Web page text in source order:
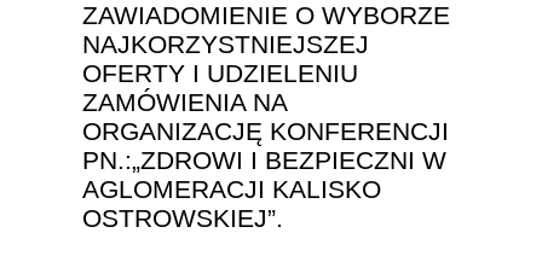
ZAWIADOMIENIE O WYBORZE
NAJKORZYSTNIEJSZEJ
OFERTY I UDZIELENIU
ZAMÓWIENIA NA
ORGANIZACJĘ KONFERENCJI
PN.:„ZDROWI I BEZPIECZNI W
AGLOMERACJI KALISKO
OSTROWSKIEJ”.